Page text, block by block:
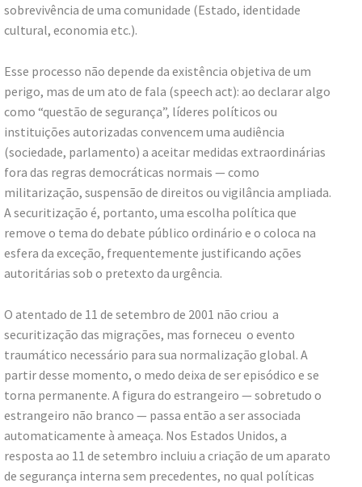
sobrevivência de uma comunidade (Estado, identidade
cultural, economia etc.).
Esse processo não depende da existência objetiva de um
perigo, mas de um ato de fala (speech act): ao declarar algo
como “questão de segurança”, líderes políticos ou
instituições autorizadas convencem uma audiência
(sociedade, parlamento) a aceitar medidas extraordinárias
fora das regras democráticas normais — como
militarização, suspensão de direitos ou vigilância ampliada.
A securitização é, portanto, uma escolha política que
remove o tema do debate público ordinário e o coloca na
esfera da exceção, frequentemente justificando ações
autoritárias sob o pretexto da urgência.
O atentado de 11 de setembro de 2001 não criou a
securitização das migrações, mas forneceu o evento
traumático necessário para sua normalização global. A
partir desse momento, o medo deixa de ser episódico e se
torna permanente. A figura do estrangeiro — sobretudo o
estrangeiro não branco — passa então a ser associada
automaticamente à ameaça. Nos Estados Unidos, a
resposta ao 11 de setembro incluiu a criação de um aparato
de segurança interna sem precedentes, no qual políticas